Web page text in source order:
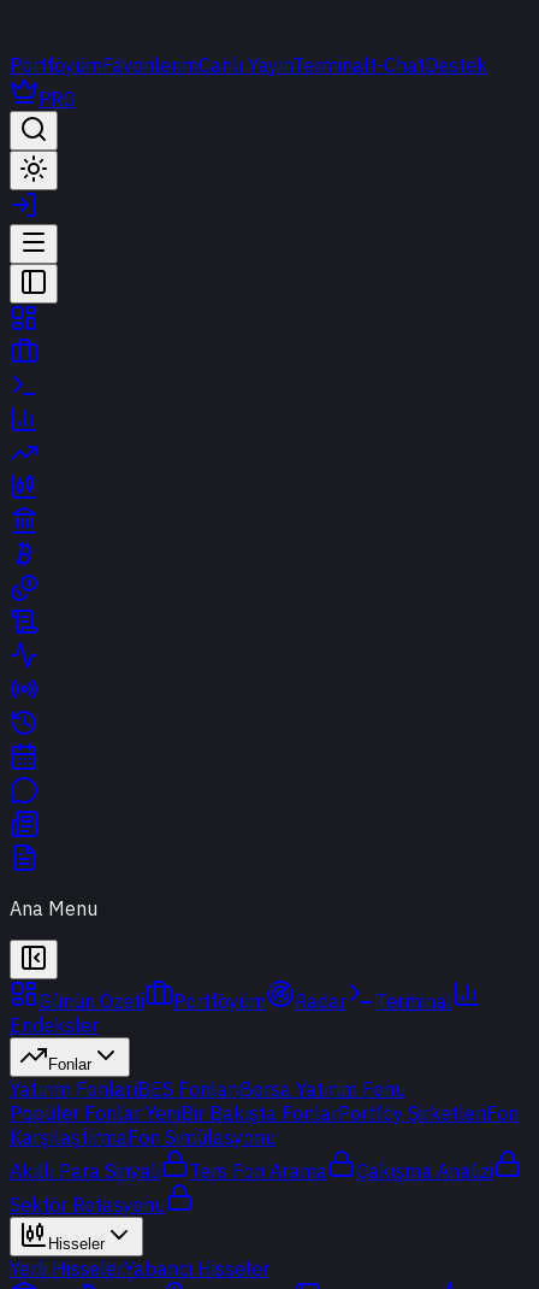
PortföyümFavorilerimCanlı YayınTerminalt-ChatDestek
PRO
Ana Menu
Günün Özeti Portföyüm Radar
Terminal
Endeksler
Fonlar
Yatırım FonlarıBES FonlarıBorsa Yatırım Fonu
Popüler Fonlar YeniBir Bakışta FonlarPortföy ŞirketleriFon
KarşılaştırmaFon Simülasyonu
Akıllı Para Sinyali
Ters Fon Arama
Çakışma Analizi
Sektör Rotasyonu
Hisseler
Yerli HisselerYabancı Hisseler